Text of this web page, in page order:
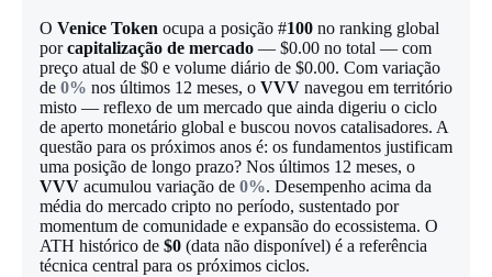
O Venice Token ocupa a posição #100 no ranking global
porcapitalização de mercado — $0.00 no total — com
preço atual de $0 e volume diário de $0.00. Com variação
de 0% nos últimos 12 meses, o VVV navegou em território
misto — reflexo de um mercado que ainda digeriu o ciclo
de aperto monetário global e buscou novos catalisadores. A
questão para os próximos anos é: os fundamentos justificam
uma posição de longo prazo? Nos últimos 12 meses, o
VVV acumulou variação de 0%. Desempenho acima da
média do mercado cripto no período, sustentado por
momentum de comunidade e expansão do ecossistema. O
ATH histórico de $0 (data não disponível) é a referência
técnica central para os próximos ciclos.